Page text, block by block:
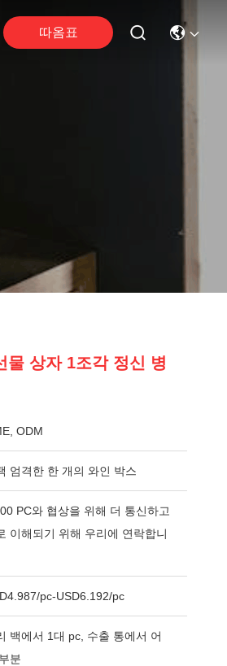
따옴표
물 상자 1조각 정신 병
ODM
엄격한 한 개의 와인 박스
PC와 협상을 위해 더 통신하고
이해되기 위해 우리에 연락합니
pc-USD6.192/pc
백에서 1대 pc, 수출 통에서 어
분